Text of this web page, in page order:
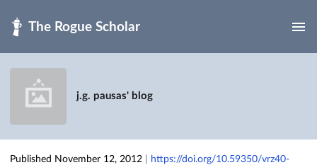
j.g. pausas' blog
Published November 12, 2012
https://doi.org/10.59350/vrz40-